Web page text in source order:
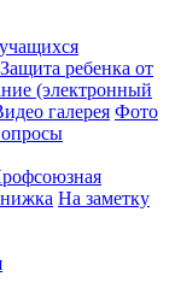
Защита ребенка от
(электронный
галерея Фото
На заметку